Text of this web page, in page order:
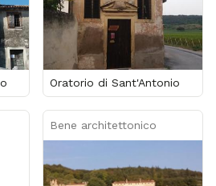
Oratorio di Sant'Antonio
Bene architettonico